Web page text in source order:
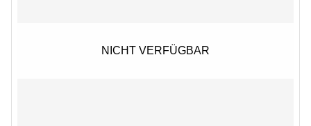
NICHT VERFÜGBAR
NICHT VERFÜGBAR